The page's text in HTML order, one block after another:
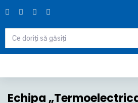
Echipa